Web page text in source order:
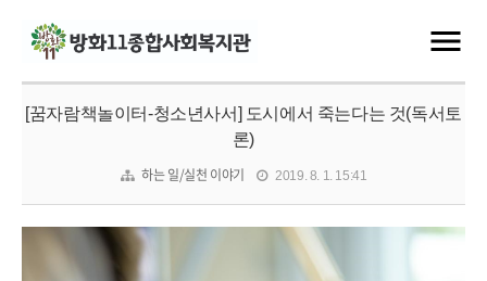
[꿈자람책놀이터-청소년사서] 도시에서 죽는다는 것(독서토
론)
하는 일/실천 이야기 2019. 8. 1. 15:41